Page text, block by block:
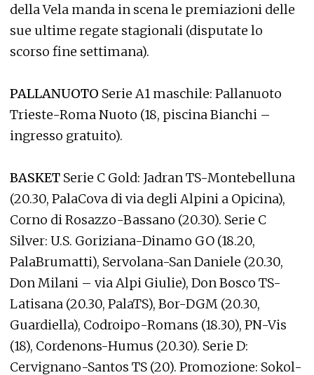
della Vela manda in scena le premiazioni delle
sue ultime regate stagionali (disputate lo
scorso fine settimana).
PALLANUOTO Serie A1 maschile: Pallanuoto
Trieste-Roma Nuoto (18, piscina Bianchi –
ingresso gratuito).
BASKET Serie C Gold: Jadran TS-Montebelluna
(20.30, PalaCova di via degli Alpini a Opicina),
Corno di Rosazzo-Bassano (20.30). Serie C
Silver: U.S. Goriziana-Dinamo GO (18.20,
PalaBrumatti), Servolana-San Daniele (20.30,
Don Milani – via Alpi Giulie), Don Bosco TS-
Latisana (20.30, PalaTS), Bor-DGM (20.30,
Guardiella), Codroipo-Romans (18.30), PN-Vis
(18), Cordenons-Humus (20.30). Serie D:
Cervignano-Santos TS (20). Promozione: Sokol-